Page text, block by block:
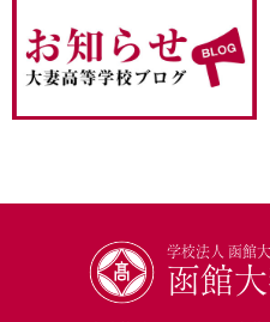
学校法人 函館
函館